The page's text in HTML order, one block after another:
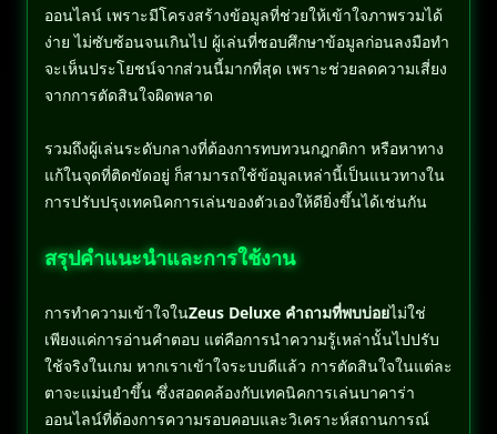
ออนไลน์ เพราะมีโครงสร้างข้อมูลที่ช่วยให้เข้าใจภาพรวมได้
ง่าย ไม่ซับซ้อนจนเกินไป ผู้เล่นที่ชอบศึกษาข้อมูลก่อนลงมือทำ
จะเห็นประโยชน์จากส่วนนี้มากที่สุด เพราะช่วยลดความเสี่ยง
จากการตัดสินใจผิดพลาด
รวมถึงผู้เล่นระดับกลางที่ต้องการทบทวนกฎกติกา หรือหาทาง
แก้ในจุดที่ติดขัดอยู่ ก็สามารถใช้ข้อมูลเหล่านี้เป็นแนวทางใน
การปรับปรุงเทคนิคการเล่นของตัวเองให้ดียิ่งขึ้นได้เช่นกัน
สรุปคำแนะนำและการใช้งาน
การทำความเข้าใจในZeus Deluxe คำถามที่พบบ่อยไม่ใช่
เพียงแค่การอ่านคำตอบ แต่คือการนำความรู้เหล่านั้นไปปรับ
ใช้จริงในเกม หากเราเข้าใจระบบดีแล้ว การตัดสินใจในแต่ละ
ตาจะแม่นยำขึ้น ซึ่งสอดคล้องกับเทคนิคการเล่นบาคาร่า
ออนไลน์ที่ต้องการความรอบคอบและวิเคราะห์สถานการณ์